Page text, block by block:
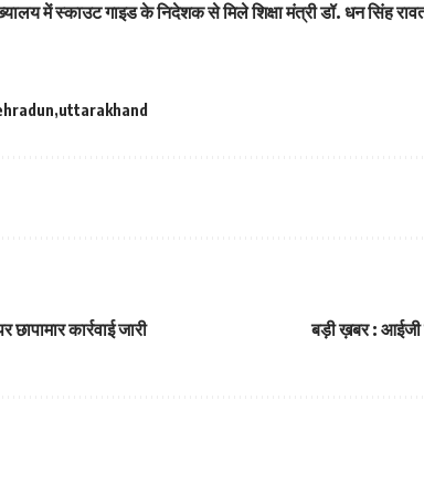
में स्काउट गाइड के निदेशक से मिले शिक्षा मंत्री डॉ. धन सिंह
uttarakhand
कार्रवाई जारी बड़ी ख़बर : आईजी